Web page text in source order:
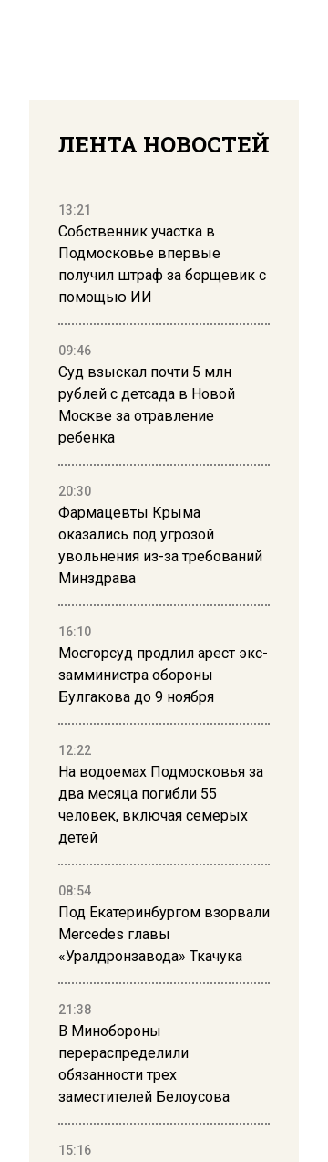
ЛЕНТА НОВОСТЕЙ
13:21
Собственник участка в
Подмосковье впервые
получил штраф за борщевик с
помощью ИИ
09:46
Суд взыскал почти 5 млн
рублей с детсада в Новой
Москве за отравление
ребенка
20:30
Фармацевты Крыма
оказались под угрозой
увольнения из-за требований
Минздрава
16:10
Мосгорсуд продлил арест экс-
замминистра обороны
Булгакова до 9 ноября
12:22
На водоемах Подмосковья за
два месяца погибли 55
человек, включая семерых
детей
08:54
Под Екатеринбургом взорвали
Mercedes главы
«Уралдронзавода» Ткачука
21:38
В Минобороны
перераспределили
обязанности трех
заместителей Белоусова
15:16